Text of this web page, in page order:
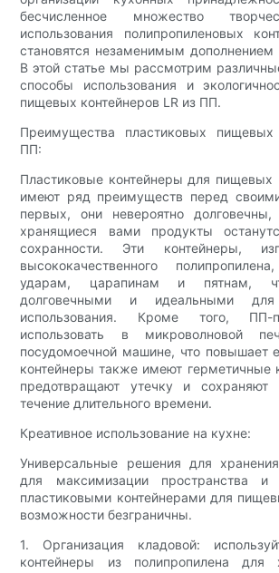
бесчисленное множество
использования полипропиленовых
становятся незаменимым
В этой статье мы рассмотрим
способы использования и
пищевых контейнеров LR из ПП.
Преимущества пластиковых пищевых
ПП:
Пластиковые контейнеры для пищевых
имеют ряд преимуществ перед
первых, они невероятно долговечны,
хранящиеся вами продукты
сохранности. Эти контейнеры,
высококачественного
ударам, царапинам и пятнам,
долговечными и идеальными для
использования. Кроме того, ПП-
использовать в микроволновой
посудомоечной машине, что повышает
контейнеры также имеют герметичные
предотвращают утечку и
течение длительного времени.
Креативное использование на кухне:
Универсальные решения для
для максимизации пространства и
пластиковыми контейнерами для
возможности безграничны.
1. Организация кладовой:
контейнеры из полипропилена для